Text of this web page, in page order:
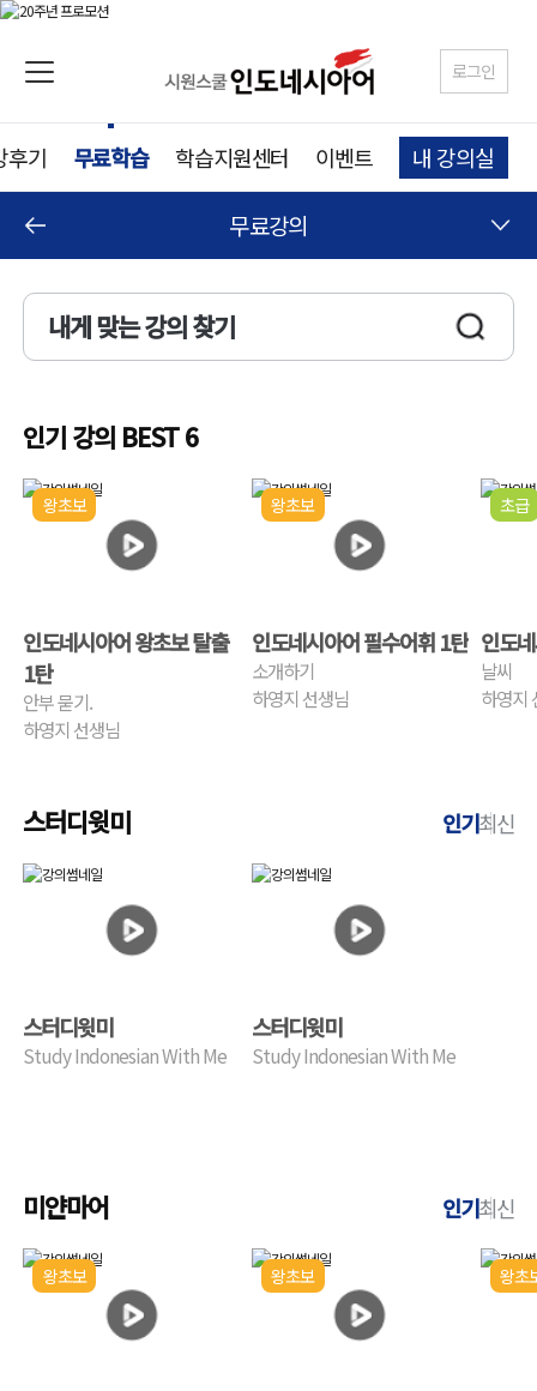
로그인
후기 무료학습 학습지원센터 이벤트 내 강의실
무료강의
내게 맞는 강의 찾기
인기 강의 BEST 6
왕초보
인도네시아어 왕초보 탈출
1탄
안부 묻기.
하영지 선생님
왕초보
인도네시아어 필수어휘 1탄
소개하기
하영지 선생님
초급
인도
날씨
하영지
스터디윗미 인기최신
0
스터디윗미
Study Indonesian With Me
0
스터디윗미
Study Indonesian With Me
미얀마어 인기최신
왕초보 왕초보 왕초